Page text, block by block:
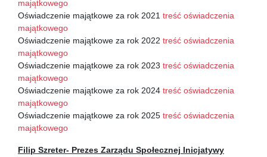
majątkowego
Oświadczenie majątkowe za rok 2021 treść oświadczenia
majątkowego
Oświadczenie majątkowe za rok 2022 treść oświadczenia
majątkowego
Oświadczenie majątkowe za rok 2023 treść oświadczenia
majątkowego
Oświadczenie majątkowe za rok 2024 treść oświadczenia
majątkowego
Oświadczenie majątkowe za rok 2025 treść oświadczenia
majątkowego
Filip Szreter- Prezes Zarządu Społecznej Inicjatywy